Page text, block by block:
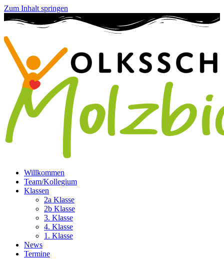
Zum Inhalt springen
Willkommen
Team/Kollegium
Klassen
2a Klasse
2b Klasse
3. Klasse
4. Klasse
1. Klasse
News
Termine